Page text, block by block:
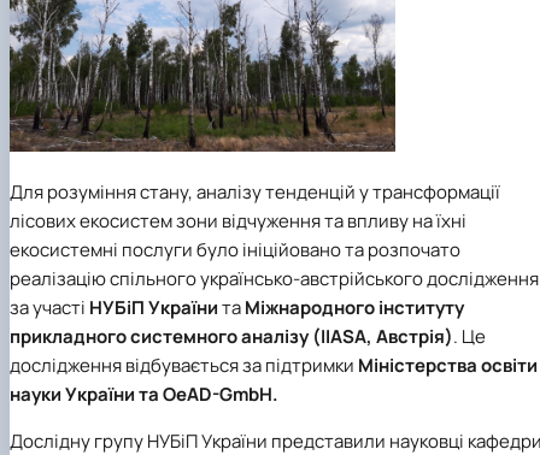
Для розуміння стану, аналізу тенденцій у трансформації
лісових екосистем зони відчуження та впливу на їхні
екосистемні послуги було ініційовано та розпочато
реалізацію спільного українсько-австрійського дослідження
за участі НУБіП УкраїнитаМіжнародного інституту
прикладного системного аналізу (IIASA, Австрія). Це
дослідження відбувається за підтримки Міністерства освіти
науки України та OeAD-GmbH.
Дослідну групу НУБіП України представили науковці